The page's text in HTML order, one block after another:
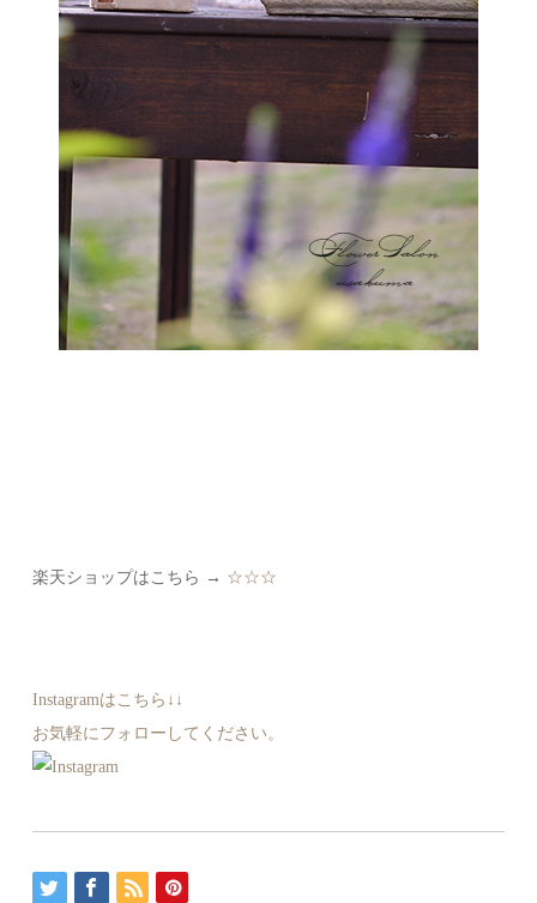
楽天ショップはこちら → ☆☆☆
Instagramはこちら↓↓
お気軽にフォローしてください。